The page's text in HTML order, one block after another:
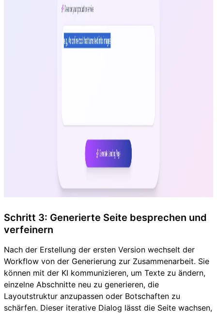
Schritt 3: Generierte Seite besprechen und
verfeinern
Nach der Erstellung der ersten Version wechselt der
Workflow von der Generierung zur Zusammenarbeit. Sie
können mit der KI kommunizieren, um Texte zu ändern,
einzelne Abschnitte neu zu generieren, die
Layoutstruktur anzupassen oder Botschaften zu
schärfen. Dieser iterative Dialog lässt die Seite wachsen,